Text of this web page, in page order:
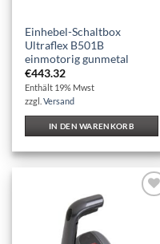
Einhebel-Schaltbox
Ultraflex B501B
einmotorig gunmetal
€443.32
Enthält 19% Mwst
zzgl.Versand
IN DEN WARENKORB